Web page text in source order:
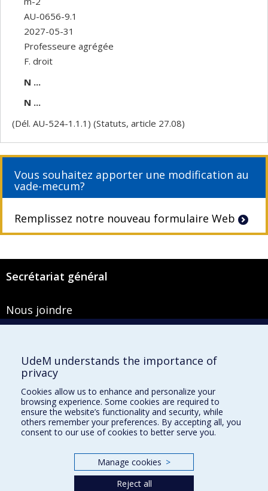
AU-0656-9.1
2027-05-31
Professeure agrégée
F. droit
N ...
N ...
(Dél. AU-524-1.1.1) (Statuts, article 27.08)
Vous souhaitez apporter une modification au
vade-mecum?
Remplissez notre nouveau formulaire Web
Secrétariat général
Nous joindre
Montréal (Québec) H3T 1J4
Courriel :secretariat-general@umontreal.ca
Admission
Plan du site
Accès au portail sécurisé du Secrétariat général
UdeM understands the importance of
privacy
Cookies allow us to enhance and personalize your
browsing experience. Some cookies are required to
ensure the website’s functionality and security, while
others remember your preferences. By accepting all, you
consent to our use of cookies to better serve you.
Manage cookies >
Reject all